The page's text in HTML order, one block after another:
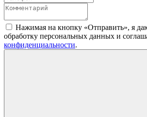
Нажимая на кнопку «Отправить», я
обработку персональных данных и
конфиденциальности.